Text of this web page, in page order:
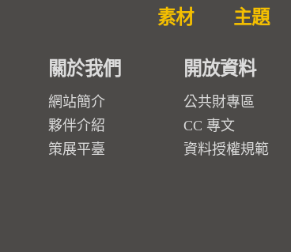
素材 主題
關於我們
網站簡介
夥伴介紹
策展平臺
開放資料
公共財專區
CC 專文
資料授權規範